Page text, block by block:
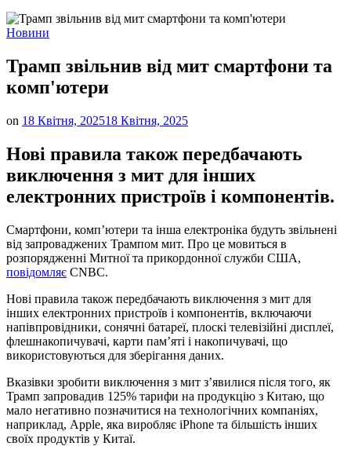
Опублікувати
Новини
Трамп звільнив від мит смартфони та
комп'ютери
on 18 Квітня, 202518 Квітня, 2025
Нові правила також передбачають
виключення з мит для інших
електронних пристроїв і компонентів.
Смартфони, комп’ютери та інша електроніка будуть звільнені
від запроваджених Трампом мит. Про це мовиться в
розпорядженні Митної та прикордонної служби США,
повідомляє CNBC.
Нові правила також передбачають виключення з мит для
інших електронних пристроїв і компонентів, включаючи
напівпровідники, сонячні батареї, плоскі телевізійні дисплеї,
флешнакопичувачі, карти пам’яті і накопичувачі, що
використовуються для зберігання даних.
Вказівки зробити виключення з мит з’явилися після того, як
Трамп запровадив 125% тарифи на продукцію з Китаю, що
мало негативно позначитися на технологічних компаніях,
наприклад, Apple, яка виробляє iPhone та більшість інших
своїх продуктів у Китаї.